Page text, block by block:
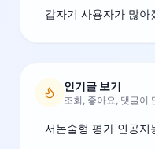
갑자기 사용자가 많아
인기글 보기
조회, 좋아요, 댓글이
서논술형 평가 인공지